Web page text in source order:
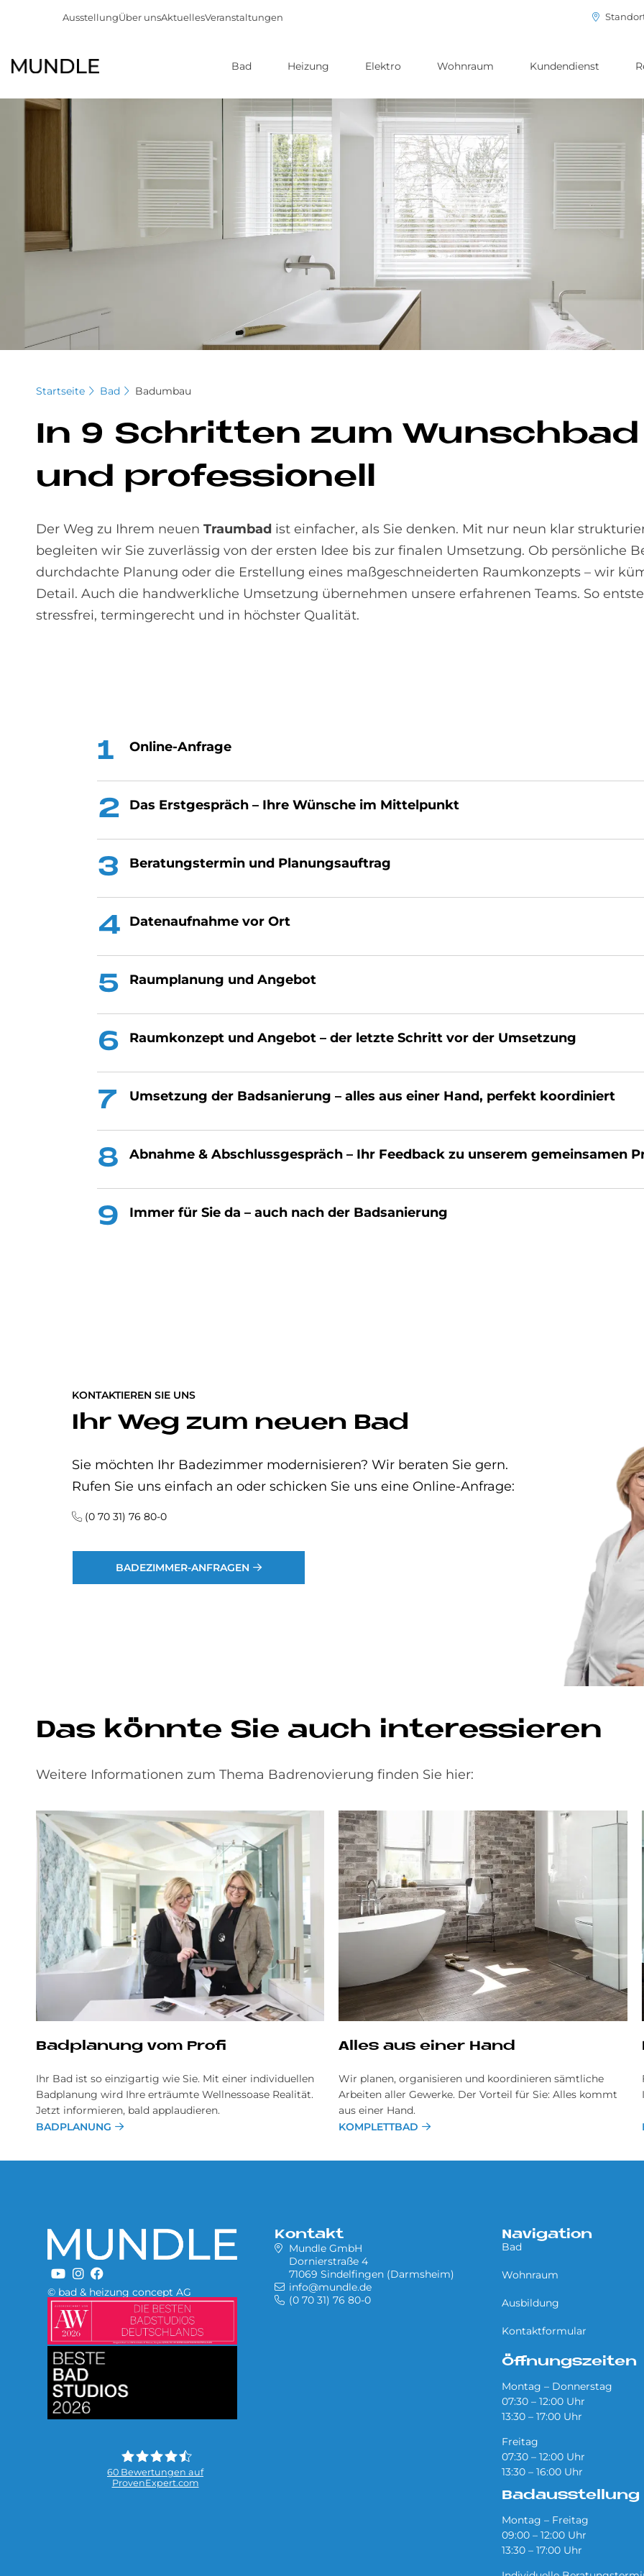
Direkt
AusstellungÜber unsAktuellesVeranstaltungen
Bad Heizung Elektro Wohnraum Kundendienst
Startseite Bad Badumbau
In 9 Schrit­ten zum
und pro­fes­sio­nell
Der Weg zu Ihrem neuen Traumbad ist einfacher, als Sie denken. Mit nur neun klar
begleiten wir Sie zuverlässig von der ersten Idee bis zur finalen Umsetzung. Ob persönliche
durchdachte Planung oder die Erstellung eines maßgeschneiderten Raumkonzepts – wir
Detail. Auch die handwerkliche Umsetzung übernehmen unsere erfahrenen Teams. So
stressfrei, termingerecht und in höchster Qualität.
On­line-An­fra­ge
Das Erst­ge­spräch – Ihre Wün­sche im Mit­tel­pun­kt
Be­ra­tungs­ter­min und Pla­nungs­auf­trag
Da­ten­auf­nah­me vor Ort
Raum­pla­nung und An­ge­bot
Raum­kon­ze­pt und An­ge­bot – der letz­te Schritt vor der Um­set­zung
Um­set­zung der Bad­sa­nie­rung – al­les aus ei­ner Hand, per­fe­kt ko­or­di­niert
Ab­nah­me & Ab­schluss­ge­spräch – Ihr Feed­back zu un­se­rem ge­mein­sa­men
Im­mer für Sie da – auch nach der Bad­sa­nie­rung
KONTAKTIEREN SIE UNS
Ihr Weg zum neuen Bad
Sie möchten Ihr Badezimmer modernisieren? Wir beraten Sie gern.
Rufen Sie uns einfach an oder schicken Sie uns eine Online-Anfrage:
(0 70 31) 76 80-0
BADEZIMMER-ANFRAGEN
Das könnte Sie auch interessieren
Weitere Informationen zum Thema Badrenovierung finden Sie hier:
Bad­pla­nung vom Pro­fi
Ihr Bad ist so einzigartig wie Sie. Mit einer individuellen
Badplanung wird Ihre erträumte Wellnessoase Realität.
Jetzt informieren, bald applaudieren.
BADPLANUNG
Al­les aus ei­ner Hand
Wir planen, organisieren und koordinieren sämtliche
Arbeiten aller Gewerke. Der Vorteil für Sie: Alles kommt
aus einer Hand.
KOMPLETTBAD
© bad & heizung concept AG
Bild
Bild
60 Bewertungen auf
ProvenExpert.com
Kontakt
Mundle GmbH
Dornierstraße 4
71069 Sindelfingen (Darmsheim)
info@mundle.de
(0 70 31) 76 80-0
Navigation
Bad
Wohnraum
Ausbildung
Kontaktformular
Öffnungszeiten
Montag – Donnerstag
07:30 – 12:00 Uhr
13:30 – 17:00 Uhr
Freitag
07:30 – 12:00 Uhr
13:30 – 16:00 Uhr
Badausstellung
Montag – Freitag
09:00 – 12:00 Uhr
13:30 – 17:00 Uhr